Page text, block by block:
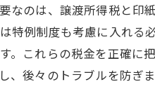
軽減
削減
対策を
のは、譲渡所得税と印
特例制度も考慮に入れる
これらの税金を正確に
、後々のトラブルを防ぎ